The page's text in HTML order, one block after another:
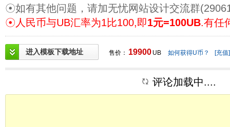
☉如有其他问题，请加无忧网站设计交流群
☉人民币与UB汇率为1比100,即1元=100UB.有任
进入模板下载地址 售价： 19900 UB 如何获得U币？ [充值]
评论加载中....